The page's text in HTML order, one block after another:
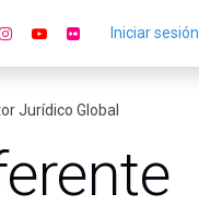
Iniciar sesión
Jurídico Global